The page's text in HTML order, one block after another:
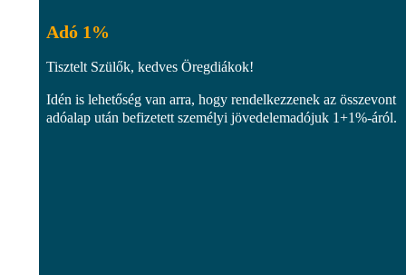
Adó 1%
Tisztelt Szülők, kedves Öregdiákok!
Idén is lehetőség van arra, hogy rendelkezzenek az összevont
adóalap után befizetett személyi jövedelemadójuk 1+1%-áról.